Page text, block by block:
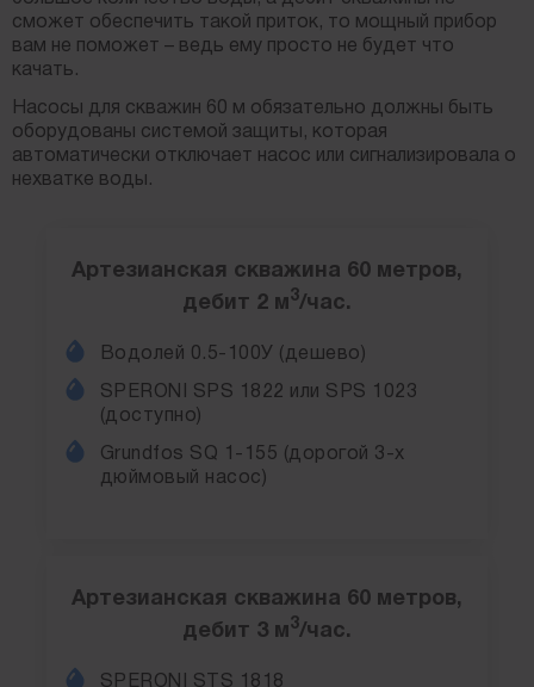
сможет обеспечить такой приток, то мощный прибор
вам не поможет – ведь ему просто не будет что
качать.
Насосы для скважин 60 м обязательно должны быть
оборудованы системой защиты, которая
автоматически отключает насос или сигнализировала о
нехватке воды.
Артезианская скважина 60 метров,
дебит 2 м3/час.
Водолей 0.5-100У (дешево)
SPERONI SPS 1822 или SPS 1023
(доступно)
Grundfos SQ 1-155 (дорогой 3-х
дюймовый насос)
Артезианская скважина 60 метров,
дебит 3 м3/час.
SPERONI STS 1818